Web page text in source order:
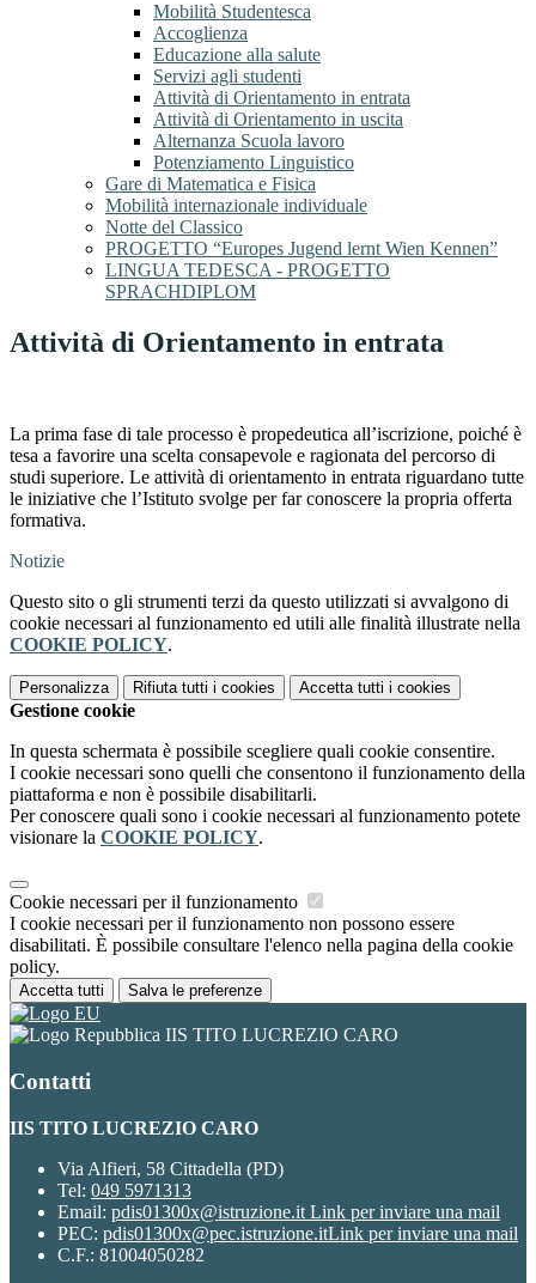
Mobilità Studentesca
Accoglienza
Educazione alla salute
Servizi agli studenti
Attività di Orientamento in entrata
Attività di Orientamento in uscita
Alternanza Scuola lavoro
Potenziamento Linguistico
Gare di Matematica e Fisica
Mobilità internazionale individuale
Notte del Classico
PROGETTO “Europes Jugend lernt Wien Kennen”
LINGUA TEDESCA - PROGETTO
SPRACHDIPLOM
Attività di Orientamento in entrata
La prima fase di tale processo è propedeutica all’iscrizione, poiché è
tesa a favorire una scelta consapevole e ragionata del percorso di
studi superiore. Le attività di orientamento in entrata riguardano tutte
le iniziative che l’Istituto svolge per far conoscere la propria offerta
formativa.
Notizie
Questo sito o gli strumenti terzi da questo utilizzati si avvalgono di
cookie necessari al funzionamento ed utili alle finalità illustrate nella
COOKIE POLICY.
Personalizza Rifiuta tutti i cookies Accetta tutti i cookies
Gestione cookie
In questa schermata è possibile scegliere quali cookie consentire.
I cookie necessari sono quelli che consentono il funzionamento della
piattaforma e non è possibile disabilitarli.
Per conoscere quali sono i cookie necessari al funzionamento potete
visionare la COOKIE POLICY.
Cookie necessari per il funzionamento
I cookie necessari per il funzionamento non possono essere
disabilitati. È possibile consultare l'elenco nella pagina della cookie
policy.
Accetta tutti Salva le preferenze
IIS TITO LUCREZIO CARO
Contatti
IIS TITO LUCREZIO CARO
Via Alfieri, 58 Cittadella (PD)
Tel: 049 5971313
Email: pdis01300x@istruzione.it Link per inviare una mail
PEC: pdis01300x@pec.istruzione.itLink per inviare una mail
C.F.: 81004050282